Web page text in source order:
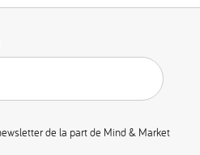
de la part de Mind & Market